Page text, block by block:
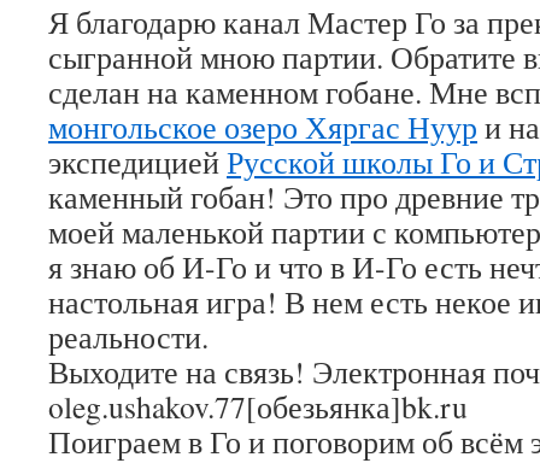
Я благодарю канал Мастер Го за
сыгранной мною партии. Обратите
сделан на каменном гобане. Мне
монгольское озеро Хяргас Нуур и
экспедициейРусской школы Го и
каменный гобан! Это про древние
моей маленькой партии с
я знаю об И-Го и что в И-Го есть
настольная игра! В нем есть некое
реальности.
Выходите на связь! Электронная
oleg.ushakov.77[обезьянка]bk.ru
Поиграем в Го и поговорим об всём